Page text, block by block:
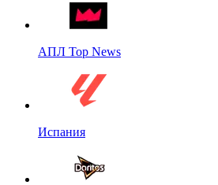
АПЛ Top News
Испания